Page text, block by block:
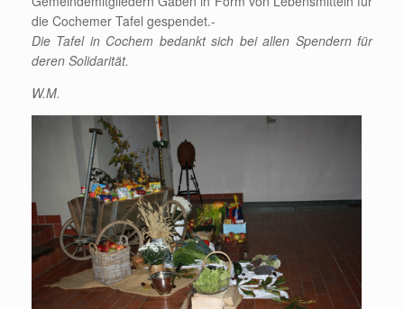
die Cochemer Tafel gespendet.-
Die Tafel in Cochem bedankt sich bei allen Spendern für
deren Solidarität.
W.M.